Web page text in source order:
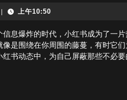
书
粉
动
态
怎
上午10:50
息爆炸的时代，小红书成为了一
是围绕在你周围的藤蔓，有时它们
书动态中，为自己屏蔽那些不必要